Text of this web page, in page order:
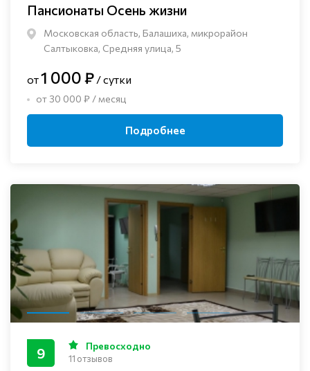
Пансионаты Осень жизни
Московская область, Балашиха, микрорайон
Салтыковка, Средняя улица, 5
от1 000 ₽ / сутки
от 30 000 ₽ / месяц
Подробнее
9 Превосходно
11 отзывов